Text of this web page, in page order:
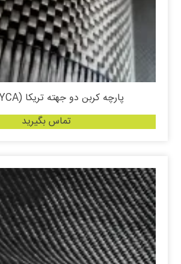
پارچه کربن دو جهته تریکا (TORAYCA)
تماس بگیرید